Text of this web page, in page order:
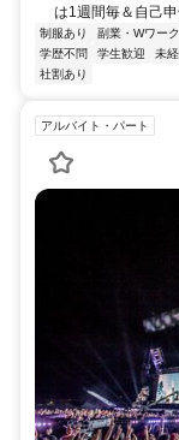
は1週間毎＆自己
制服あり 副業・Wワー
学歴不問
学生歓迎 未
社割あり
アルバイト・パート